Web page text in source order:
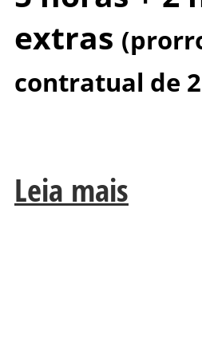
extras
contratual de
Leia mais